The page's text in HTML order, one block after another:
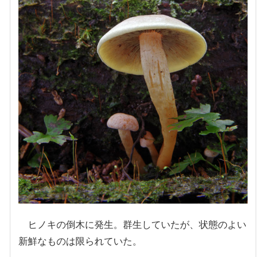
ヒノキの倒木に発生。群生していたが、状態のよい
新鮮なものは限られていた。